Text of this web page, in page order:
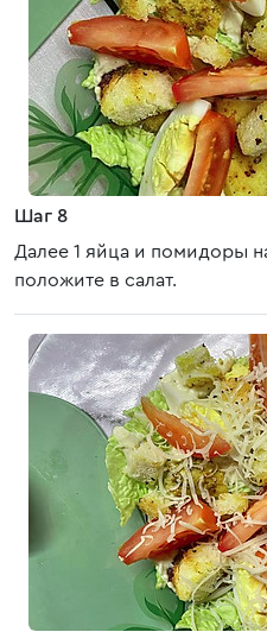
Шаг 8
Далее 1 яйца и помидоры
положите в салат.